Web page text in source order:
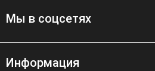
Мы в соцсетях
Информация